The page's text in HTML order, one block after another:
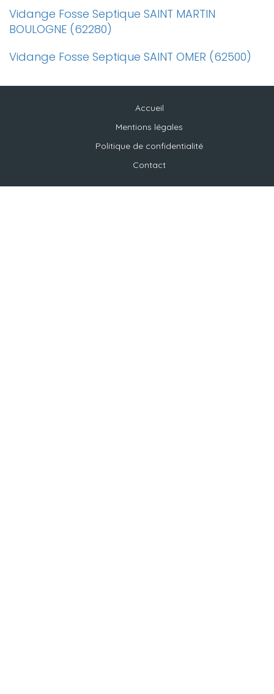
Vidange Fosse Septique SAINT MARTIN
BOULOGNE (62280)
Vidange Fosse Septique SAINT OMER (62500)
Accueil
Mentions légales
Politique de confidentialité
Contact